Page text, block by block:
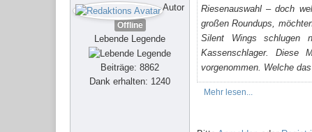
Autor
Offline
Lebende Legende
Beiträge: 8862
Dank erhalten: 1240
Riesenauswahl – doch
großen Roundups,
Silent Wings schlugen
Kassenschlager. Diese
vorgenommen. Welche
Mehr lesen...